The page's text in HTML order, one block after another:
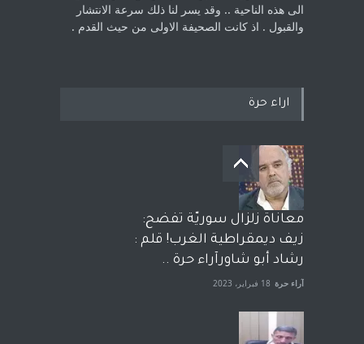
الى هذه الناحية .. وقد يسر لنا ذلك سرعة الانتشار
والقبول . اذ كانت ‏الصحيفة الاولى من حيث القدم . ‏
اراء حرة
معاناة زلزال سوريّة تفضح:
زيف ديمقراطية الغرب! قلم :
رشاد أبو شاورآراء حرة ..
آراء حرة 18 فبراير، 2023